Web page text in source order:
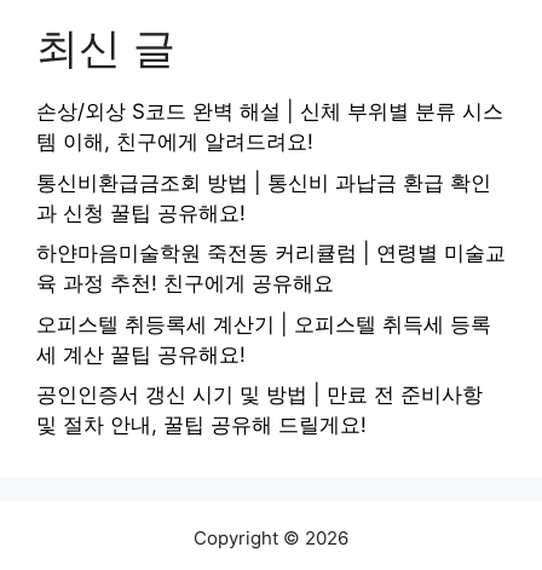
최신 글
손상/외상 S코드 완벽 해설 | 신체 부위별 분류 시스
템 이해, 친구에게 알려드려요!
통신비환급금조회 방법 | 통신비 과납금 환급 확인
과 신청 꿀팁 공유해요!
하얀마음미술학원 죽전동 커리큘럼 | 연령별 미술교
육 과정 추천! 친구에게 공유해요
오피스텔 취등록세 계산기 | 오피스텔 취득세 등록
세 계산 꿀팁 공유해요!
공인인증서 갱신 시기 및 방법 | 만료 전 준비사항
및 절차 안내, 꿀팁 공유해 드릴게요!
Copyright © 2026